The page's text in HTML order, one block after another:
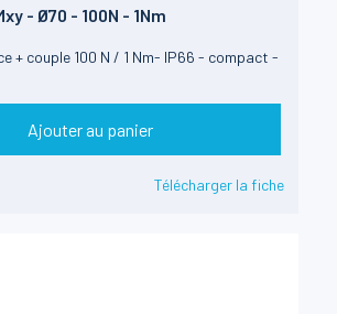
- Ø70 - 100N - 1Nm
+ couple 100 N / 1 Nm- IP66 - compact -
Ajouter au panier
Télécharger la fiche